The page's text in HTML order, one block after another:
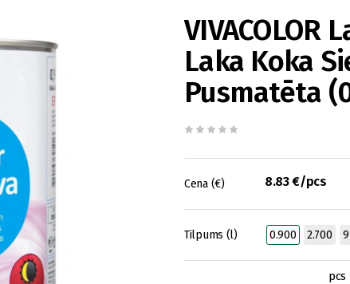
VIVACOLOR
Laka Koka
Pusmatēta
Cena (€) 8.83 €/pcs
Tilpums (l) 0.900 2.700 9
pcs